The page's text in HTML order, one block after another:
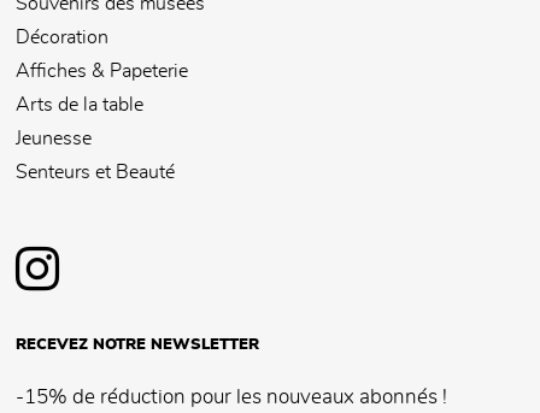
Souvenirs des musées
Décoration
Affiches & Papeterie
Arts de la table
Jeunesse
Senteurs et Beauté
RECEVEZ NOTRE NEWSLETTER
-15% de réduction pour les nouveaux abonnés !